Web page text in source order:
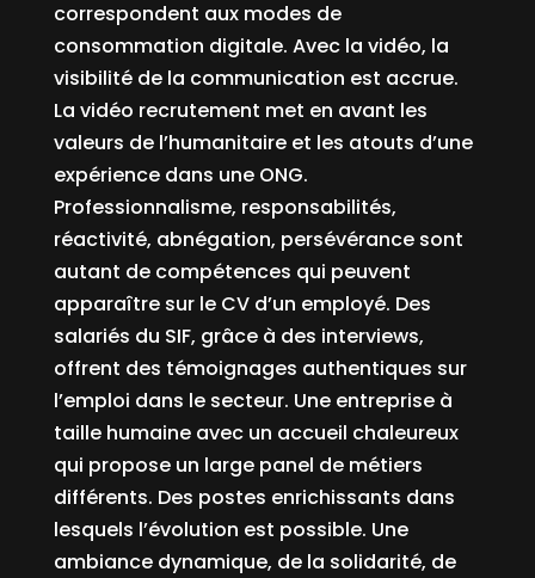
correspondent aux modes de
consommation digitale. Avec la vidéo, la
visibilité de la communication est accrue.
La vidéo recrutement met en avant les
valeurs de l’humanitaire et les atouts d’une
expérience dans une ONG.
Professionnalisme, responsabilités,
réactivité, abnégation, persévérance sont
autant de compétences qui peuvent
apparaître sur le CV d’un employé. Des
salariés du SIF, grâce à des interviews,
offrent des témoignages authentiques sur
l’emploi dans le secteur. Une entreprise à
taille humaine avec un accueil chaleureux
qui propose un large panel de métiers
différents. Des postes enrichissants dans
lesquels l’évolution est possible. Une
ambiance dynamique, de la solidarité, de